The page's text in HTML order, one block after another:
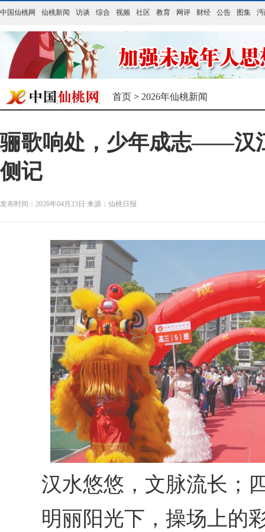
中国仙桃网 仙桃新闻 访谈 综合 视频 社区 教育 网评 财经 公告 图集
首页 > 2026年仙桃新闻
骊歌响处，少年成志——汉
侧记
发布时间：2026年04月23日 来源： 仙桃日报
汉水悠悠，文脉流长；四
明丽阳光下，操场上的彩